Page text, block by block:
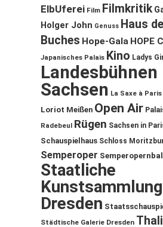
ElbUferei Film Filmkritik
Holger John Genuss Haus
Buches Hope-Gala HOPE
Japanisches Palais Kino Ladys
Landesbühnen
Sachsen La Saxe à Paris
Loriot Meißen Open Air
Radebeul Rügen Sachsen in
Schauspielhaus Schloss
Semperoper Semperopernball
Staatliche
Dresden
Städtische Galerie Dresden